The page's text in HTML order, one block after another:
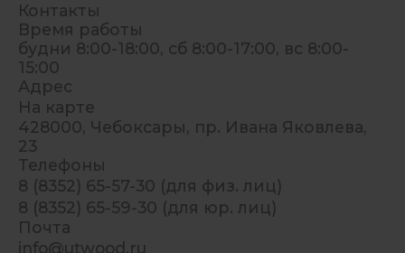
Контакты
Время работы
будни 8:00-18:00, сб 8:00-17:00, вс 8:00-
15:00
Адрес
На карте
428000, Чебоксары, пр. Ивана Яковлева,
23
Телефоны
8 (8352) 65-57-30 (для физ. лиц)
8 (8352) 65-59-30 (для юр. лиц)
Почта
info@utwood.ru